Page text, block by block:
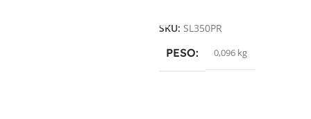
SKU: SL350PR
PESO 0,096 kg